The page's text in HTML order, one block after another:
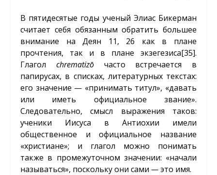
В пятидесятые годы ученый Элиас Бикерман
считает себя обязанным обратить большее
внимание на Деян 11, 26 как в плане
прочтения, так и в плане экзегезиса[35].
Глагол chrematizō часто встречается в
папирусах, в списках, литературных текстах:
его значение — «принимать титул», «давать
или иметь официальное звание».
Следовательно, смысл выражения таков:
ученики Иисуса в Антиохии имели
общественное и официальное название
«христиане»; и глагол можно понимать
также в промежуточном значении: «начали
называться», поскольку они сами—это имя.